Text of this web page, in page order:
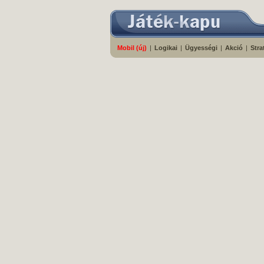
Mobil (új) | Logikai | Ügyességi | Akció |